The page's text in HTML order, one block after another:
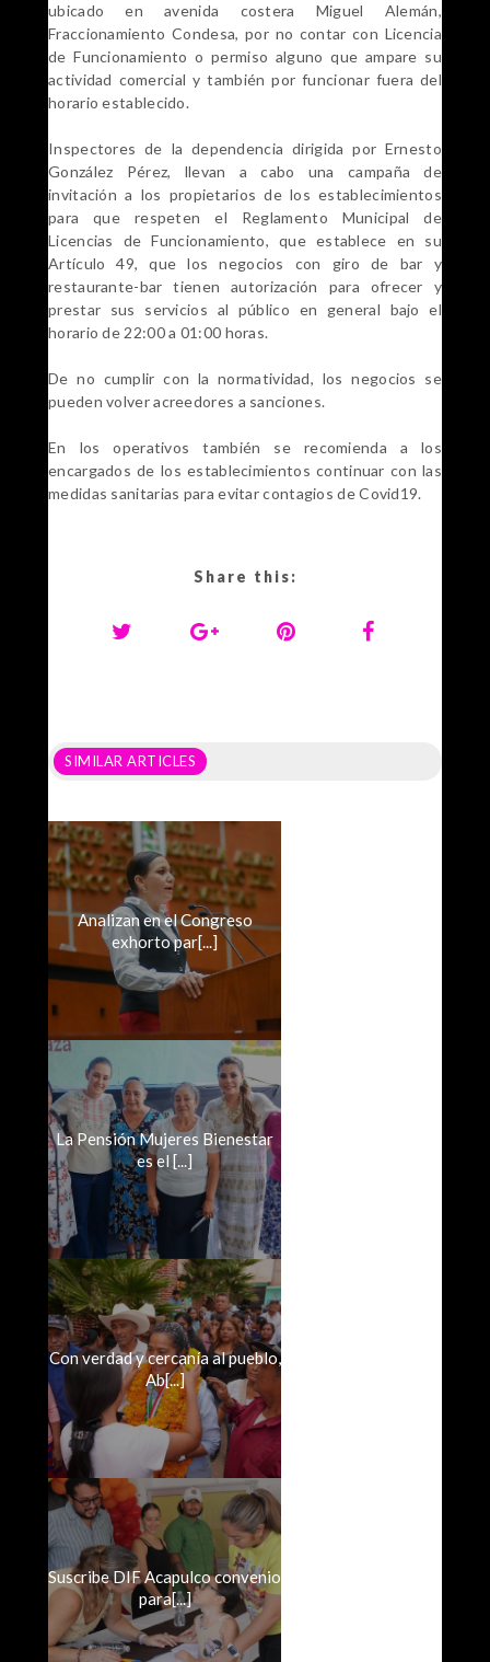
ubicado en avenida costera Miguel Alemán,
Fraccionamiento Condesa, por no contar con Licencia
de Funcionamiento o permiso alguno que ampare su
actividad comercial y también por funcionar fuera del
horario establecido.
Inspectores de la dependencia dirigida por Ernesto
González Pérez, llevan a cabo una campaña de
invitación a los propietarios de los establecimientos
para que respeten el Reglamento Municipal de
Licencias de Funcionamiento, que establece en su
Artículo 49, que los negocios con giro de bar y
restaurante-bar tienen autorización para ofrecer y
prestar sus servicios al público en general bajo el
horario de 22:00 a 01:00 horas.
De no cumplir con la normatividad, los negocios se
pueden volver acreedores a sanciones.
En los operativos también se recomienda a los
encargados de los establecimientos continuar con las
medidas sanitarias para evitar contagios de Covid19.
Share this:
SIMILAR ARTICLES
Analizan en el Congreso
exhorto par[...]
La Pensión Mujeres Bienestar
es el [...]
Con verdad y cercanía al pueblo,
Ab[...]
Suscribe DIF Acapulco convenio
para[...]